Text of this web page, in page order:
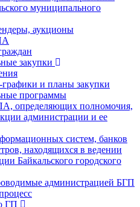
муниципального
аукционы
закупки
и планы закупки
программы
определяющих полномочия,
администрации и ее
систем, банков
находящихся в ведении
Байкальского городского
администрацией БГП
ГП